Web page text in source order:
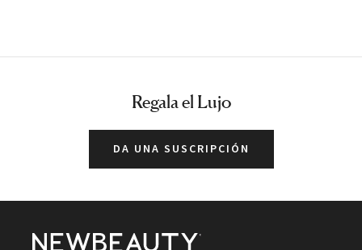
Regala el Lujo
DA UNA SUSCRIPCIÓN